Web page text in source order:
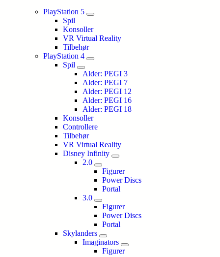
PlayStation 5
Spil
Konsoller
VR Virtual Reality
Tilbehør
PlayStation 4
Spil
Alder: PEGI 3
Alder: PEGI 7
Alder: PEGI 12
Alder: PEGI 16
Alder: PEGI 18
Konsoller
Controllere
Tilbehør
VR Virtual Reality
Disney Infinity
2.0
Figurer
Power Discs
Portal
3.0
Figurer
Power Discs
Portal
Skylanders
Imaginators
Figurer